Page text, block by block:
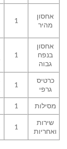
אחסון
מהיר
1
אחסון
בנפח
גבוה
1
כרטיס
גרפי
1
מסילות
1
שירות
ואחריות
1